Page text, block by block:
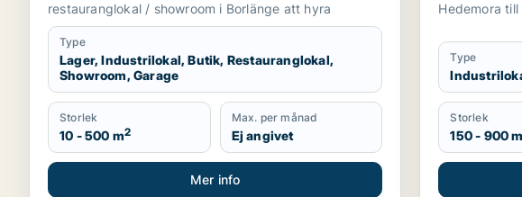
restauranglokal / showroom i Borlänge att hyra
Type
Lager, Industrilokal, Butik, Restauranglokal,
Showroom, Garage
Storlek
10 - 500 m2
Max. per månad
Ej angivet
Mer info
Hedemora
Type
Storlek
150 - 900 m